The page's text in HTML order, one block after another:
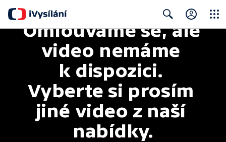
Search
Omlouváme se, ale
video nemáme
k dispozici.
Vyberte si prosím
jiné video z naší
nabídky.